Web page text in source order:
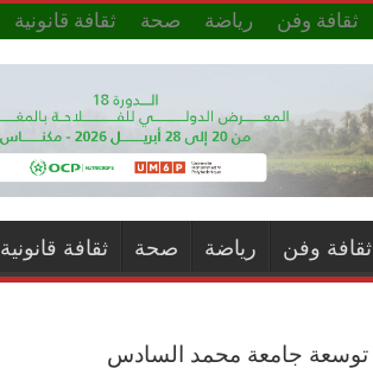
ثقافة وفن رياضة صحة ثقافة قانونية
ثقافة وفن رياضة صحة ثقافة قانونية
توسعة جامعة محمد السادس